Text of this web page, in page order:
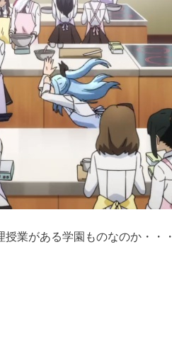
業がある学園ものなのか・・・